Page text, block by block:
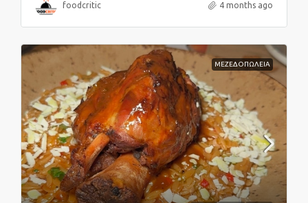
foodcritic 4 months ago
ΜΕΖΕΔΟΠΩΛΕΙΑ